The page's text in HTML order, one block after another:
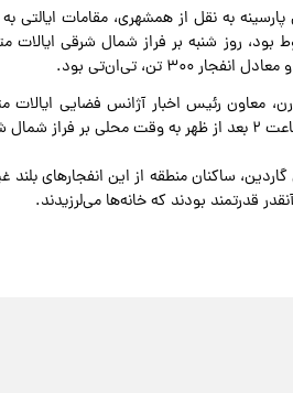
پارسینه به نقل از همشهری، مقامات
بود، روز شنبه بر فراز شمال شرقی
۳۰۰ تن، تی‌ان‌تی بود.
معاون رئیس اخبار آژانس فضایی
نیوهمپشایر متلاشی شد.
ساکنان منطقه از این انفجارهای
قدرتمند بودند که خانه‌ها می‌لرزیدند.